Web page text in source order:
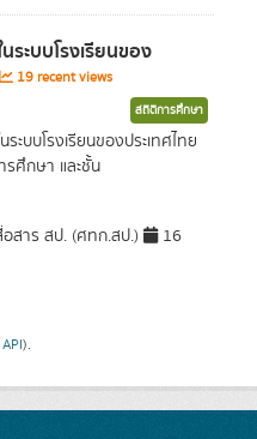
ะบบโรงเรียนของ
19 recent views
สถิติการศึกษา
บบโรงเรียนของประเทศไทย
รศึกษา และชั้น
อสาร สป. (ศทก.สป.)
16
).